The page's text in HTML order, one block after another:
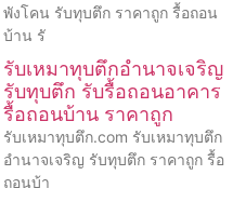
พังโคน รับทุบตึก ราคาถูก รื้อถอน
บ้าน รั
รับเหมาทุบตึกอำนาจเจริญ
รับทุบตึก รับรื้อถอนอาคาร
รื้อถอนบ้าน ราคาถูก
รับเหมาทุบตึก.com รับเหมาทุบตึก
อำนาจเจริญ รับทุบตึก ราคาถูก รื้อ
ถอนบ้า